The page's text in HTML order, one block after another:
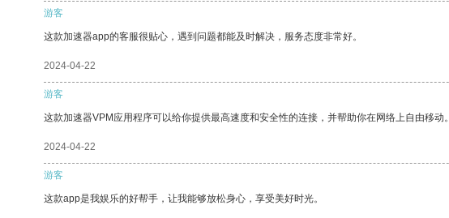
游客
这款加速器app的客服很贴心，遇到问题都能及时解决，服务态度非常好。
2024-04-22
游客
这款加速器VPM应用程序可以给你提供最高速度和安全性的连接，并帮助你在网络上自由移动。
2024-04-22
游客
这款app是我娱乐的好帮手，让我能够放松身心，享受美好时光。